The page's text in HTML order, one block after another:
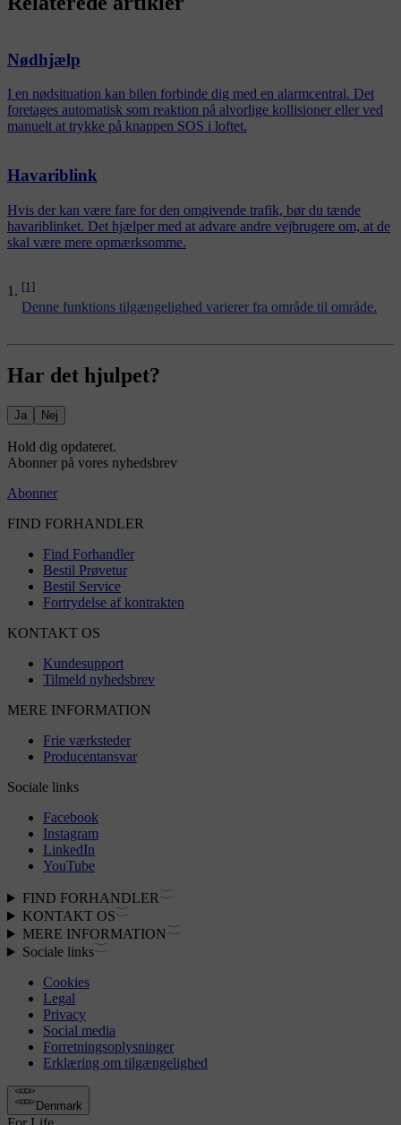
[1]
Denne funktions tilgængelighed varierer fra område til område.
Nødhjælp
I en nødsituation kan bilen forbinde dig med en alarmcentral. Det
foretages automatisk som reaktion på alvorlige kollisioner eller ved
manuelt at trykke på knappen SOS i loftet.
Havariblink
Hvis der kan være fare for den omgivende trafik, bør du tænde
havariblinket. Det hjælper med at advare andre vejbrugere om, at de
skal være mere opmærksomme.
Har det hjulpet?
Ja Nej